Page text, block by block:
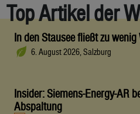
Top Artikel der
In den Stausee fließt zu
6. August 2026, Salzburg
Insider: Siemens-Energy-AR
Abspaltung